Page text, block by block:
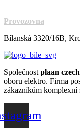
Provozovna
Bílanská 3320/16B,
Společnost plaan
oboru elektro. Firma
zákazníkům komplexní